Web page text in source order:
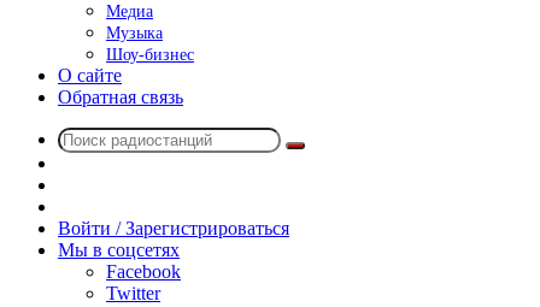
Медиа
Музыка
Шоу-бизнес
О сайте
Обратная связь
Поиск
радио
Войти / Зарегистрироваться
Мы в соцсетях
Facebook
Twitter